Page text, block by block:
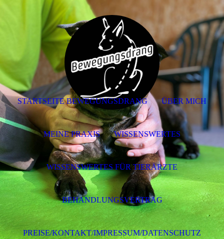
STARTSEITE BEWEGUNGSDRANG ÜBER MICH
MEINE PRAXIS WISSENSWERTES
WISSENSWERTES FÜR TIERÄRZTE
BEHANDLUNGSVERTRAG
PREISE/KONTAKT/IMPRESSUM/DATENSCHUTZ